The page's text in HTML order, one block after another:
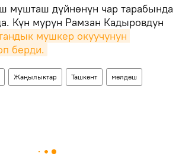
мушташ дүйнөнүн чар тарабында
Күн мурун Рамзан Кадыровдун
мушкер окуучунун
берди.
Жаңылыктар Ташкент мелдеш